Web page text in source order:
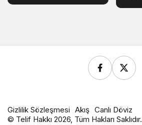
Gizlilik Sözleşmesi Akış Canlı Döviz
© Telif Hakkı 2026, Tüm Hakları Saklıdır.